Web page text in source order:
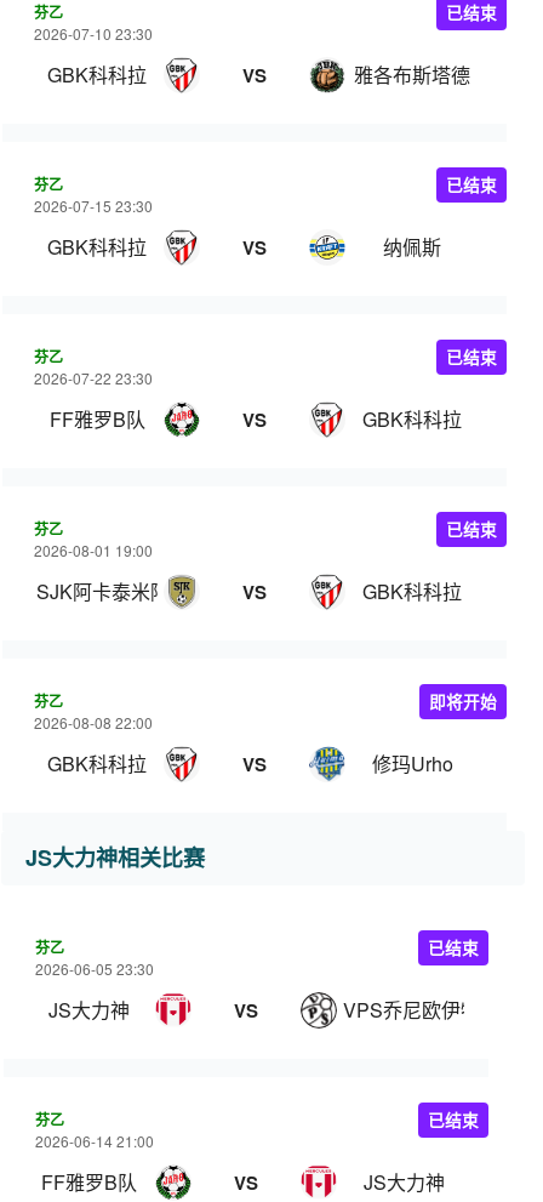
芬乙
2026-07-10 23:30
GBK科科拉 VS 雅各布斯塔德
已结束
芬乙
2026-07-15 23:30
GBK科科拉 VS 纳佩斯
已结束
芬乙
2026-07-22 23:30
FF雅罗B队 VS GBK科科拉
已结束
芬乙
2026-08-01 19:00
SJK阿卡泰米阿B队 VS GBK科科拉
已结束
芬乙
2026-08-08 22:00
GBK科科拉 VS 修玛Urho
即将开始
JS大力神相关比赛
芬乙
2026-06-05 23:30
JS大力神 VS VPS乔尼欧伊特
已结束
芬乙
2026-06-14 21:00
FF雅罗B队 VS JS大力神
已结束